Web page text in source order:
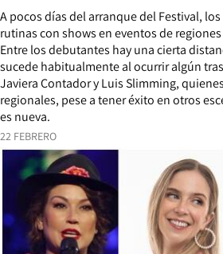
22 FEBRERO
A pocos días del arranque del Festival,
rutinas con shows en eventos de
Entre los debutantes hay una cierta
sucede habitualmente al ocurrir algún
Javiera Contador y Luis Slimming,
regionales, pese a tener éxito en otros
es nueva.